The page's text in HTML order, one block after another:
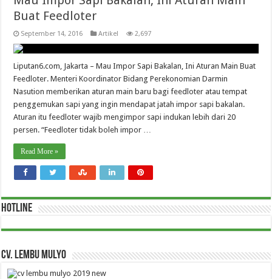
Buat Feedloter
September 14, 2016 Artikel 2,697
Liputan6.com, Jakarta – Mau Impor Sapi Bakalan, Ini Aturan Main Buat
Feedloter. Menteri Koordinator Bidang Perekonomian Darmin
Nasution memberikan aturan main baru bagi feedloter atau tempat
penggemukan sapi yang ingin mendapat jatah impor sapi bakalan.
Aturan itu feedloter wajib mengimpor sapi indukan lebih dari 20
persen. “Feedloter tidak boleh impor …
Read More »
HOTLINE
CV. Lembu Mulyo